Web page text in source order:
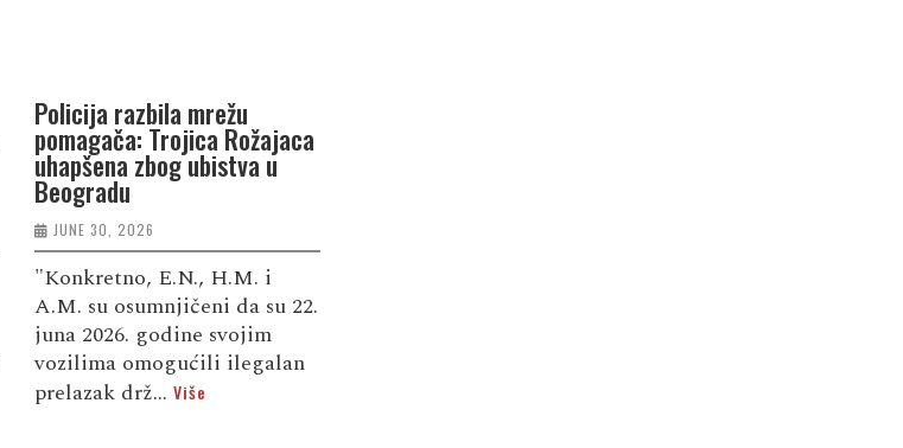
Policija razbila mrežu
pomagača: Trojica Rožajaca
uhapšena zbog ubistva u
Beogradu
JUNE 30, 2026
"Konkretno, E.N., H.M. i
A.M. su osumnjičeni da su 22.
juna 2026. godine svojim
vozilima omogućili ilegalan
prelazak drž... Više